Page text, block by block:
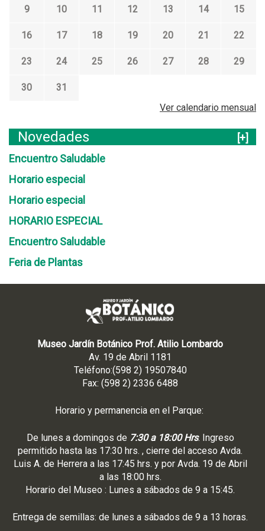
9 10 11 12 13 14 15
16 17 18 19 20 21 22
23 24 25 26 27 28 29
30
31
Ver calendario mensual
Novedades
[+]
Encuentro Saludable
Horario especial
Horario especial
HORARIO ESPECIAL
Encuentro Saludable
Feria de Plantas
Museo Jardín Botánico Prof. Atilio Lombardo
Av. 19 de Abril 1181
Teléfono:(598 2) 19507840
Fax: (598 2) 2336 6488
Horario y permanencia en el Parque:
De lunes a domingos de 7:30 a 18:00 Hrs. Ingreso
permitido hasta las 17:30 hrs. , cierre del acceso Avda.
Luis A. de Herrera a las 17:45 hrs. y por Avda. 19 de Abril
a las 18:00 hrs.
Horario del Museo : Lunes a sábados de 9 a 15:45.
Entrega de semillas: de lunes a sábados de 9 a 13 horas.